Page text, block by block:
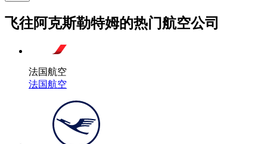
飞往阿克斯勒特姆的热门航空公司
法国航空
法国航空